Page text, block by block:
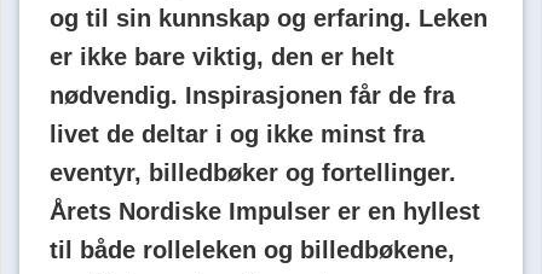
og til sin kunnskap og erfaring. Leken
er ikke bare viktig, den er helt
nødvendig. Inspirasjonen får de fra
livet de deltar i og ikke minst fra
eventyr, billedbøker og fortellinger.
Årets Nordiske Impulser er en hyllest
til både rolleleken og billedbøkene,